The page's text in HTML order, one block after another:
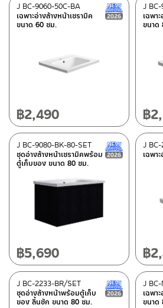
Please look up from the details
PVC
Ply wood/Melamine veneer
Stainless steel
Color
wooden light beach
brown
Semi black
Melamine veneer Wood White(5)
Melamine veneer Midnight Black
เฉพาะอ่างล้างหน้าเซรามิค
ขนาด 60 ซม.
J BC-9060-50C-BA New
฿2,490
เฉพา
ขนาด
J
฿
ชุดอ่างล้างหน้าเซรามิคพร้อม
ตู้เก็บของ ขนาด 80 ซม.
J BC-9080-BK-80-SET New
฿5,690
เฉพา
J
฿
ชุดอ่างล้างหน้าพร้อมตู้เก็บ
ของ ลิ้นชัก ขนาด 80 ซม.
J BC-2233-BR/SET New
เฉพา
ขนาด
J